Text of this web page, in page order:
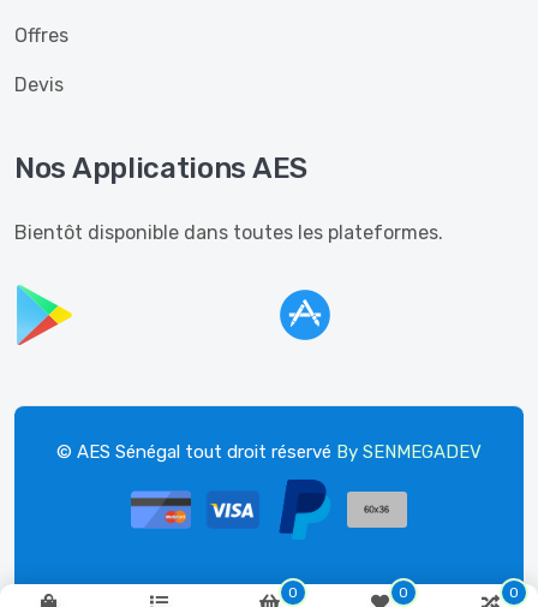
0 0 0
Offres
Devis
Nos Applications AES
Bientôt disponible dans toutes les plateformes.
© AES Sénégal tout droit réservé By SENMEGADEV